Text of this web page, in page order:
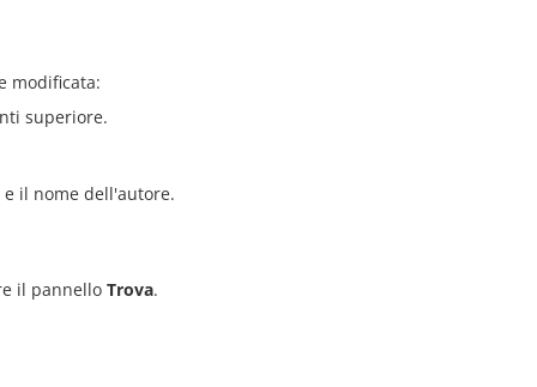
modificata:
superiore.
il nome dell'autore.
il pannello Trova.